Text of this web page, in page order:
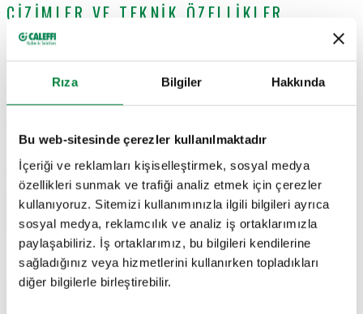
Rıza Bilgiler Hakkında
Bu web-sitesinde çerezler kullanılmaktadır
İçeriği ve reklamları kişiselleştirmek, sosyal medya
özellikleri sunmak ve trafiği analiz etmek için çerezler
kullanıyoruz. Sitemizi kullanımınızla ilgili bilgileri ayrıca
sosyal medya, reklamcılık ve analiz iş ortaklarımızla
paylaşabiliriz. İş ortaklarımız, bu bilgileri kendilerine
sağladığınız veya hizmetlerini kullanırken topladıkları
diğer bilgilerle birleştirebilir.
ÇIZIMLER VE TEKNIK ÖZELLIKLER
2B çizimler
DWG DXF PDF
3B modeller